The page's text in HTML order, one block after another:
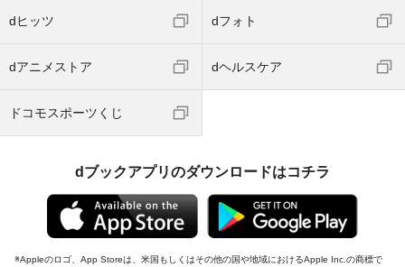
dヒッツ dフォト
dアニメストア dヘルスケア
ドコモスポーツくじ
dブックアプリのダウンロードはコチラ
Appleのロゴ、App Storeは、米国もしくはその他の国や地域におけるApple Inc.の商標で